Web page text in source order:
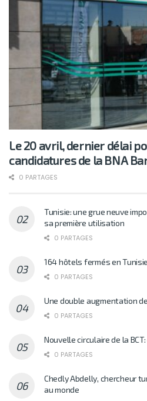
Le 20 avril, dernier délai
candidatures de la BNA
0 PARTAGES
Tunisie: une grue neuve
sa première utilisation
0 PARTAGES
164 hôtels fermés en
0 PARTAGES
Une double augmentation
0 PARTAGES
Nouvelle circulaire de la
0 PARTAGES
Chedly Abdelly, chercheur
au monde